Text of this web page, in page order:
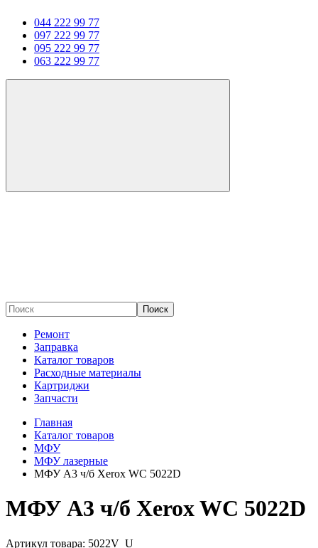
044 222 99 77
097 222 99 77
095 222 99 77
063 222 99 77
Поиск
Ремонт
Заправка
Каталог товаров
Расходные материалы
Картриджи
Запчасти
Главная
Каталог товаров
МФУ
МФУ лазерные
МФУ A3 ч/б Xerox WC 5022D
МФУ A3 ч/б Xerox WC 5022D
Артикул товара: 5022V_U